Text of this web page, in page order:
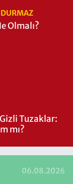
Olmalı?
Tuzaklar:
mı?
06.08.2026